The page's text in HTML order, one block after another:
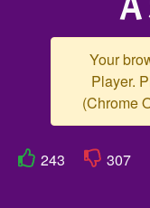
Your
Player.
(Chrome
243 307